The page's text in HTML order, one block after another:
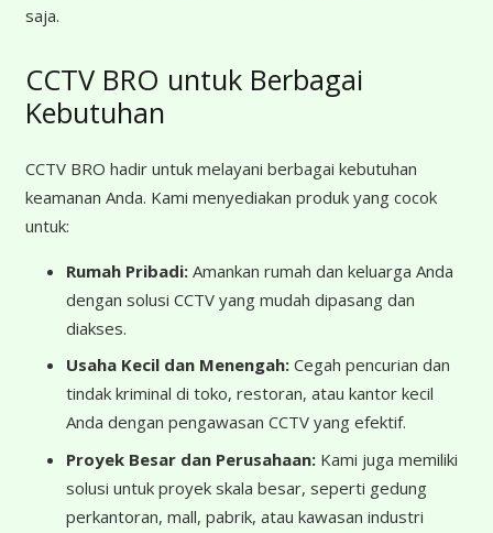
saja.
CCTV BRO untuk Berbagai
Kebutuhan
CCTV BRO hadir untuk melayani berbagai kebutuhan
keamanan Anda. Kami menyediakan produk yang cocok
untuk:
Rumah Pribadi: Amankan rumah dan keluarga Anda
dengan solusi CCTV yang mudah dipasang dan
diakses.
Usaha Kecil dan Menengah: Cegah pencurian dan
tindak kriminal di toko, restoran, atau kantor kecil
Anda dengan pengawasan CCTV yang efektif.
Proyek Besar dan Perusahaan: Kami juga memiliki
solusi untuk proyek skala besar, seperti gedung
perkantoran, mall, pabrik, atau kawasan industri